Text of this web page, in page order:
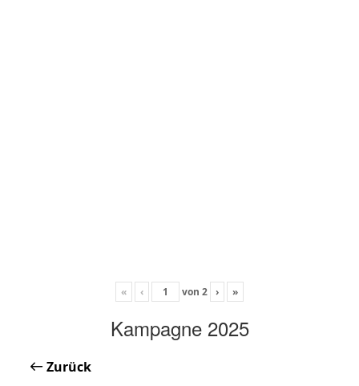
« ‹ von 2 › »
Kampagne 2025
Zurück